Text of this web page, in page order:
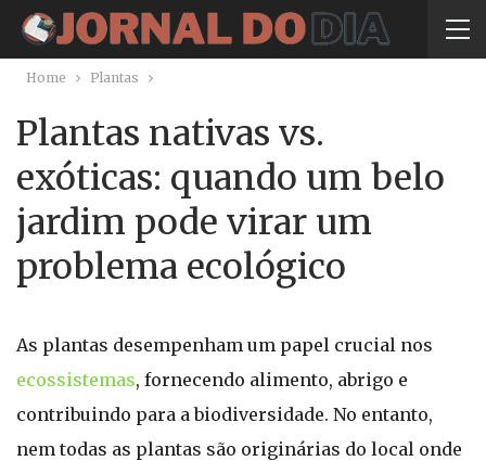
Home Plantas
Plantas nativas vs.
exóticas: quando um belo
jardim pode virar um
problema ecológico
As plantas desempenham um papel crucial nos
ecossistemas, fornecendo alimento, abrigo e
contribuindo para a biodiversidade. No entanto,
nem todas as plantas são originárias do local onde